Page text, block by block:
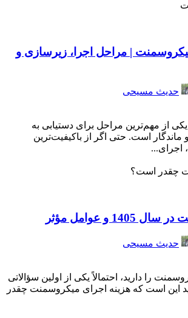
| مراحل اجرا، زیرسازی و
حدیث مسیحی
از مهم‌ترین مراحل برای دستیابی به
است. حتی اگر از باکیفیت‌ترین
اجرای...
و عوامل مؤثر
حدیث مسیحی
را دارید، احتمالاً یکی از اولین سؤالاتی
این است که هزینه اجرای میکروسمنت چقدر